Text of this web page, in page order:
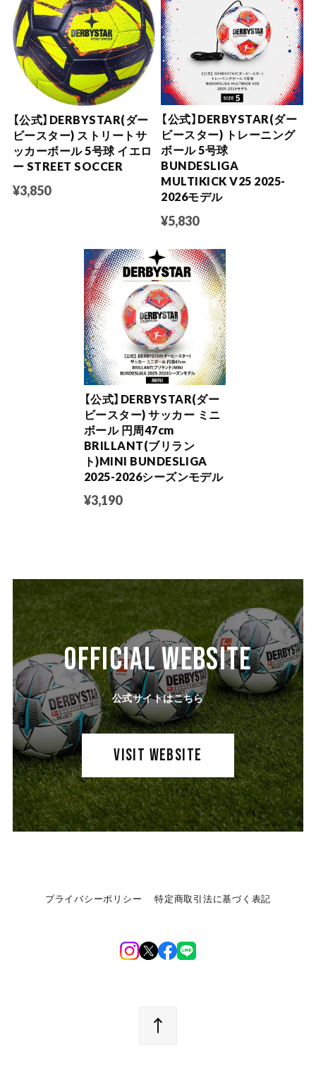
【公式】DERBYSTAR(ダー
ビースター) ストリートサ
ッカーボール 5号球 イエロ
ー STREET SOCCER
¥3,850
【公式】DERBYSTAR(ダー
ビースター) トレーニング
ボール 5号球
BUNDESLIGA
MULTIKICK V25 2025-
2026モデル
¥5,830
【公式】DERBYSTAR(ダー
ビースター) サッカー ミニ
ボール 円周47cm
BRILLANT(ブリラン
ト)MINI BUNDESLIGA
2025-2026シーズンモデル
¥3,190
OFFICIAL WEBSITE
公式サイトはこちら
VISIT WEBSITE
プライバシーポリシー 特定商取引法に基づく表記